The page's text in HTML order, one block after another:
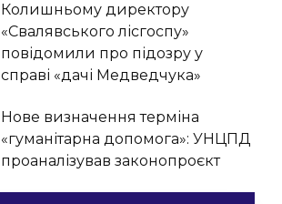
Колишньому директору
«Свалявського лісгоспу»
повідомили про підозру у
справі «дачі Медведчука»
Нове визначення терміна
«гуманітарна допомога»: УНЦПД
проаналізував законопроєкт